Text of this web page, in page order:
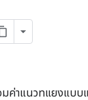
ค่าแนวทแยงแบบ